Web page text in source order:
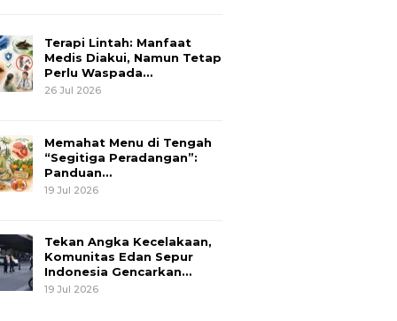
Terapi Lintah: Manfaat
Medis Diakui, Namun Tetap
Perlu Waspada…
26 Jul 2026
Memahat Menu di Tengah
“Segitiga Peradangan”:
Panduan…
19 Jul 2026
Tekan Angka Kecelakaan,
Komunitas Edan Sepur
Indonesia Gencarkan…
19 Jul 2026